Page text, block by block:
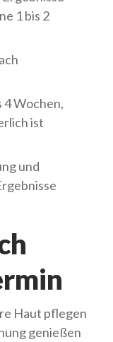
1 bis 2
4 Wochen,
ist
und
Haut pflegen
genießen